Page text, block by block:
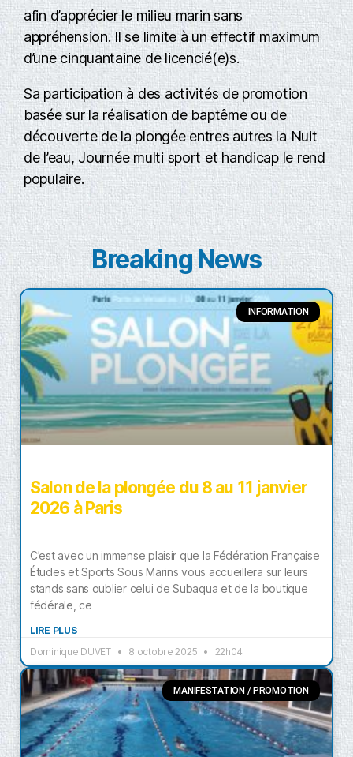
afin d’apprécier le milieu marin sans
appréhension. Il se limite à un effectif maximum
d’une cinquantaine de licencié(e)s.
Sa participation à des activités de promotion
basée sur la réalisation de baptême ou de
découverte de la plongée entres autres la Nuit
de l’eau, Journée multi sport et handicap le rend
populaire.
Breaking News
INFORMATION
Salon de la plongée du 8 au 11 janvier
2026 à Paris
C’est avec un immense plaisir que la Fédération Française
Études et Sports Sous Marins vous accueillera sur leurs
stands sans oublier celui de Subaqua et de la boutique
fédérale, ce
LIRE PLUS
Dominique DUVET
8 octobre 2025 22h04
MANIFESTATION / PROMOTION